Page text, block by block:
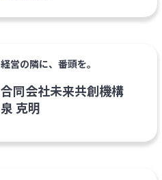
経営の隣に、番頭を。
合同会社未来共創機構
泉 克明